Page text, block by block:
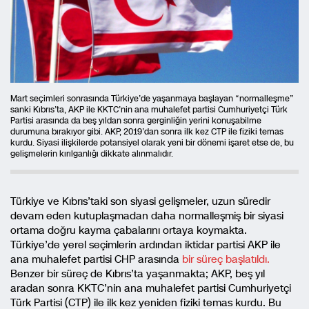
Mart seçimleri sonrasında Türkiye’de yaşanmaya başlayan “normalleşme”
sanki Kıbrıs’ta, AKP ile KKTC’nin ana muhalefet partisi Cumhuriyetçi Türk
Partisi arasında da beş yıldan sonra gerginliğin yerini konuşabilme
durumuna bırakıyor gibi. AKP, 2019’dan sonra ilk kez CTP ile fiziki temas
kurdu. Siyasi ilişkilerde potansiyel olarak yeni bir dönemi işaret etse de, bu
gelişmelerin kırılganlığı dikkate alınmalıdır.
Türkiye ve Kıbrıs’taki son siyasi gelişmeler, uzun süredir
devam eden kutuplaşmadan daha normalleşmiş bir siyasi
ortama doğru kayma çabalarını ortaya koymakta.
Türkiye’de yerel seçimlerin ardından iktidar partisi AKP ile
ana muhalefet partisi CHP arasında bir süreç başlatıldı.
Benzer bir süreç de Kıbrıs’ta yaşanmakta; AKP, beş yıl
aradan sonra KKTC’nin ana muhalefet partisi Cumhuriyetçi
Türk Partisi (CTP) ile ilk kez yeniden fiziki temas kurdu. Bu